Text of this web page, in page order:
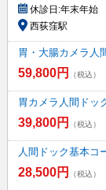
休診日:年末年始
西荻窪駅
胃・大腸カメラ人
59,800円 （税込）
胃カメラ人間ドッ
39,800円 （税込）
人間ドック基本コ
28,500円 （税込）